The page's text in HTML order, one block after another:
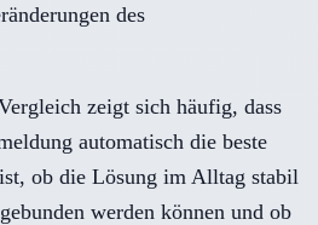
des
zeigt sich häufig, dass
automatisch die beste
ob die Lösung im Alltag stabil
werden können und ob